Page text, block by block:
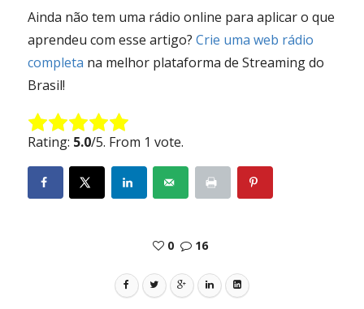
Ainda não tem uma rádio online para aplicar o que
aprendeu com esse artigo? Crie uma web rádio
completa na melhor plataforma de Streaming do
Brasil!
Rate this item:
Rating: 5.0/5. From 1 vote.
0 16